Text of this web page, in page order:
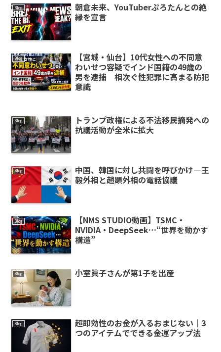
Blog
朝倉未来、YouTuberぷろたんとの絶
縁を宣言
Blog
【宮城・仙台】10代女性への不同意
わいせつ容疑でインド国籍の49歳の
男を逮捕 相次ぐ性犯罪に高まる防犯
意識
Blog
トランプ政権による不法移民摘発への
抗議活動が全米に拡大
Blog
中国、韓国に対し共闘を呼びかけ—王
毅外相と趙顕外相の電話協議
Blog
【NMS STUDIO動画】TSMC・
NVIDIA・DeepSeek…“世界を動かす
構造”
Blog 小室眞子さんが第1子を出産
Blog
超即効性のお金が入るおまじない｜3
つのアイテムでできる金運アップ法